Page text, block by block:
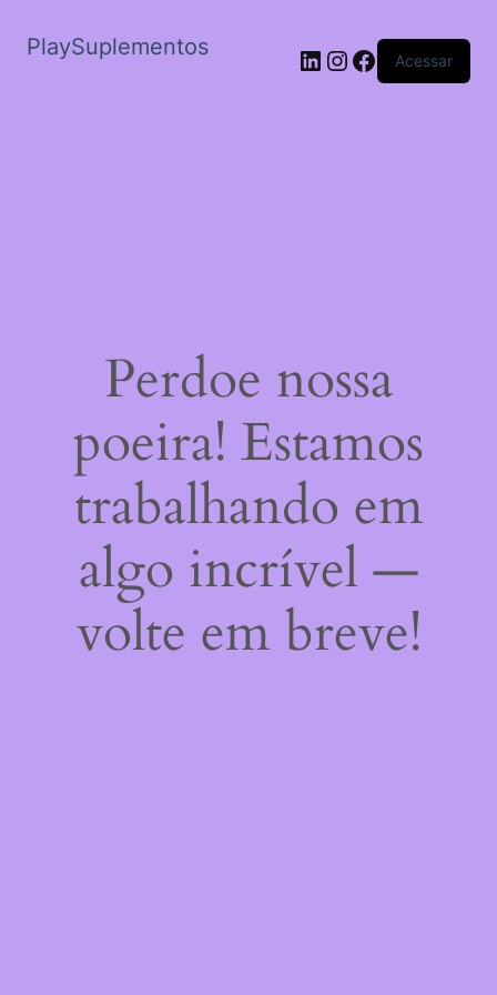
PlaySuplementos LinkedIn
Instagram
Facebook
Acessar
Perdoe nossa
poeira! Estamos
trabalhando em
algo incrível —
volte em breve!